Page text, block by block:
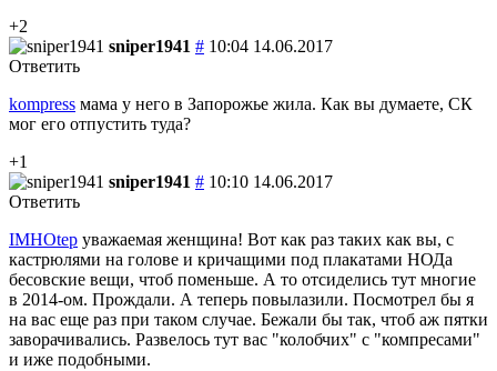
+2
sniper1941 # 10:04 14.06.2017
Ответить
kompress мама у него в Запорожье жила. Как вы думаете, СК
мог его отпустить туда?
+1
sniper1941 # 10:10 14.06.2017
Ответить
IMHOtep уважаемая женщина! Вот как раз таких как вы, с
кастрюлями на голове и кричащими под плакатами НОДа
бесовские вещи, чтоб поменьше. А то отсиделись тут многие
в 2014-ом. Прождали. А теперь повылазили. Посмотрел бы я
на вас еще раз при таком случае. Бежали бы так, чтоб аж пятки
заворачивались. Развелось тут вас "колобчих" с "компресами"
и иже подобными.